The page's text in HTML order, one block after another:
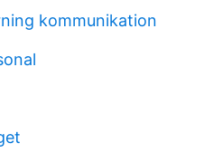
kommunikation